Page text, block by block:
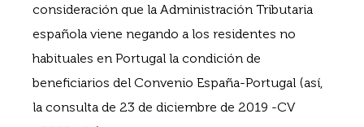
consideración que la Administración Tributaria
española viene negando a los residentes no
habituales en Portugal la condición de
beneficiarios del Convenio España-Portugal (así,
la consulta de 23 de diciembre de 2019 -CV